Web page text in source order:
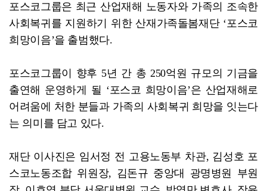
포스코그룹은 최근 산업재해 노동자와 가족의 조속한
사회복귀를 지원하기 위한 산재가족돌봄재단 ‘포스코
희망이음’을 출범했다.
포스코그룹이 향후 5년 간 총 250억원 규모의 기금을
출연해 운영하게 될 ‘포스코 희망이음’은 산업재해로
어려움에 처한 분들과 가족의 사회복귀 희망을 잇는다
는 의미를 담고 있다.
재단 이사진은 임서정 전 고용노동부 차관, 김성호 포
스코노동조합 위원장, 김돈규 중앙대 광명병원 부원